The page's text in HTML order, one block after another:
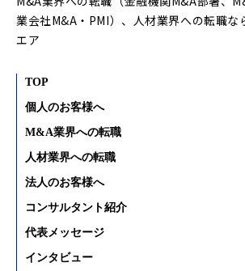
業会社M&A・PMI）、人材業界への転職な
エア
TOP
個人のお客様へ
M&A業界への転職
人材業界への転職
法人のお客様へ
コンサルタント紹介
代表メッセージ
インタビュー